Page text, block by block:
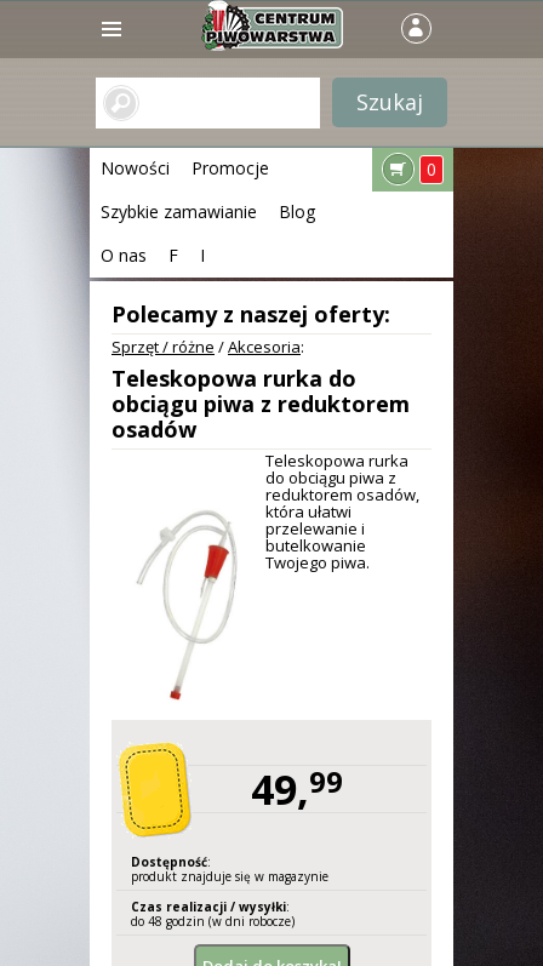
Nowości
Promocje
Szybkie zamawianie
Blog
O nas
F I
0
Polecamy z naszej oferty:
Sprzęt / różne /Akcesoria:
Teleskopowa rurka do
obciągu piwa z reduktorem
osadów
Teleskopowa rurka
do obciągu piwa z
reduktorem osadów,
która ułatwi
przelewanie i
butelkowanie
Twojego piwa.
49,99
Dostępność:
produkt znajduje się w magazynie
Czas realizacji / wysyłki:
do 48 godzin (w dni robocze)